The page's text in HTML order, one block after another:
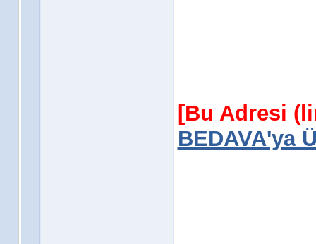
[Bu Adresi
BEDAVA'ya